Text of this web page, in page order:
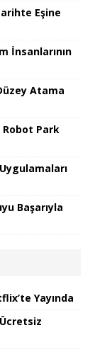
Eşine
İnsanlarının
Atama
Robot Park
Başarıyla
Yayında